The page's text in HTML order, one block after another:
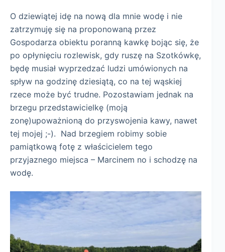
O dziewiątej idę na nową dla mnie wodę i nie
zatrzymuję się na proponowaną przez
Gospodarza obiektu poranną kawkę bojąc się, że
po opłynięciu rozlewisk, gdy ruszę na Szotkówkę,
będę musiał wyprzedzać ludzi umówionych na
spływ na godzinę dziesiątą, co na tej wąskiej
rzece może być trudne. Pozostawiam jednak na
brzegu przedstawicielkę (moją
zonę)upoważnioną do przyswojenia kawy, nawet
tej mojej ;-). Nad brzegiem robimy sobie
pamiątkową fotę z właścicielem tego
przyjaznego miejsca – Marcinem no i schodzę na
wodę.